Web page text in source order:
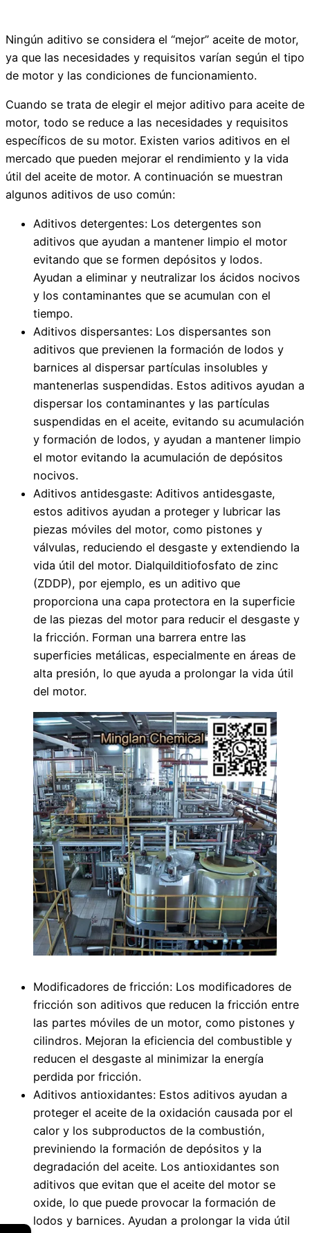
Ningún aditivo se considera el “mejor” aceite de motor,
ya que las necesidades y requisitos varían según el tipo
de motor y las condiciones de funcionamiento.
Cuando se trata de elegir el mejor aditivo para aceite de
motor, todo se reduce a las necesidades y requisitos
específicos de su motor. Existen varios aditivos en el
mercado que pueden mejorar el rendimiento y la vida
útil del aceite de motor. A continuación se muestran
algunos aditivos de uso común:
Aditivos detergentes: Los detergentes son
aditivos que ayudan a mantener limpio el motor
evitando que se formen depósitos y lodos.
Ayudan a eliminar y neutralizar los ácidos nocivos
y los contaminantes que se acumulan con el
tiempo.
Aditivos dispersantes: Los dispersantes son
aditivos que previenen la formación de lodos y
barnices al dispersar partículas insolubles y
mantenerlas suspendidas. Estos aditivos ayudan a
dispersar los contaminantes y las partículas
suspendidas en el aceite, evitando su acumulación
y formación de lodos, y ayudan a mantener limpio
el motor evitando la acumulación de depósitos
nocivos.
Aditivos antidesgaste: Aditivos antidesgaste,
estos aditivos ayudan a proteger y lubricar las
piezas móviles del motor, como pistones y
válvulas, reduciendo el desgaste y extendiendo la
vida útil del motor. Dialquilditiofosfato de zinc
(ZDDP), por ejemplo, es un aditivo que
proporciona una capa protectora en la superficie
de las piezas del motor para reducir el desgaste y
la fricción. Forman una barrera entre las
superficies metálicas, especialmente en áreas de
alta presión, lo que ayuda a prolongar la vida útil
del motor.
Modificadores de fricción: Los modificadores de
fricción son aditivos que reducen la fricción entre
las partes móviles de un motor, como pistones y
cilindros. Mejoran la eficiencia del combustible y
reducen el desgaste al minimizar la energía
perdida por fricción.
Aditivos antioxidantes: Estos aditivos ayudan a
proteger el aceite de la oxidación causada por el
calor y los subproductos de la combustión,
previniendo la formación de depósitos y la
degradación del aceite. Los antioxidantes son
aditivos que evitan que el aceite del motor se
oxide, lo que puede provocar la formación de
lodos y barnices. Ayudan a prolongar la vida útil